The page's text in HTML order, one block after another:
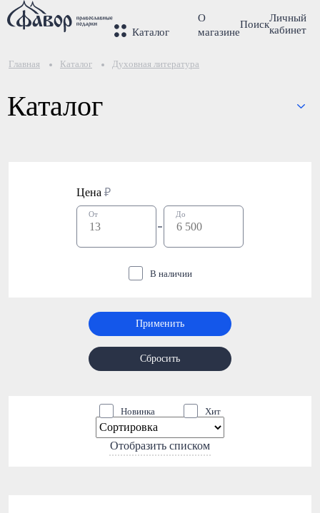
Каталог
О
магазине
Поиск
Личный
кабинет
Главная Каталог Духовная литература
Каталог
Цена ₽
От До
В наличии
Применить
Сбросить
Новинка Хит
Отобразить списком